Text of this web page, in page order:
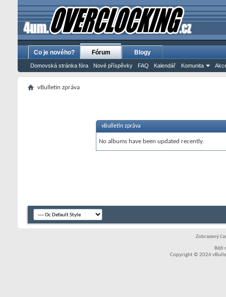
Co je nového? Fórum
Domovská stránka fóra Nové příspěvky FAQ Kalendář Komunita
Blogy
vBulletin zpráva
vBulletin zpráva
No albums have been updated recently.
Zobrazený
Běží
Copyright © 2026